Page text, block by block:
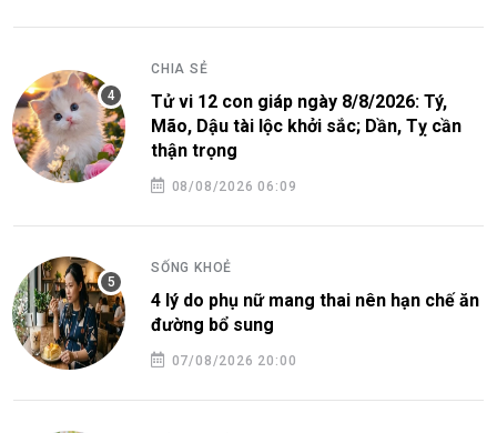
CHIA SẺ
Tử vi 12 con giáp ngày 8/8/2026: Tý,
Mão, Dậu tài lộc khởi sắc; Dần, Tỵ cần
thận trọng
08/08/2026 06:09
SỐNG KHOẺ
4 lý do phụ nữ mang thai nên hạn chế ăn
đường bổ sung
07/08/2026 20:00